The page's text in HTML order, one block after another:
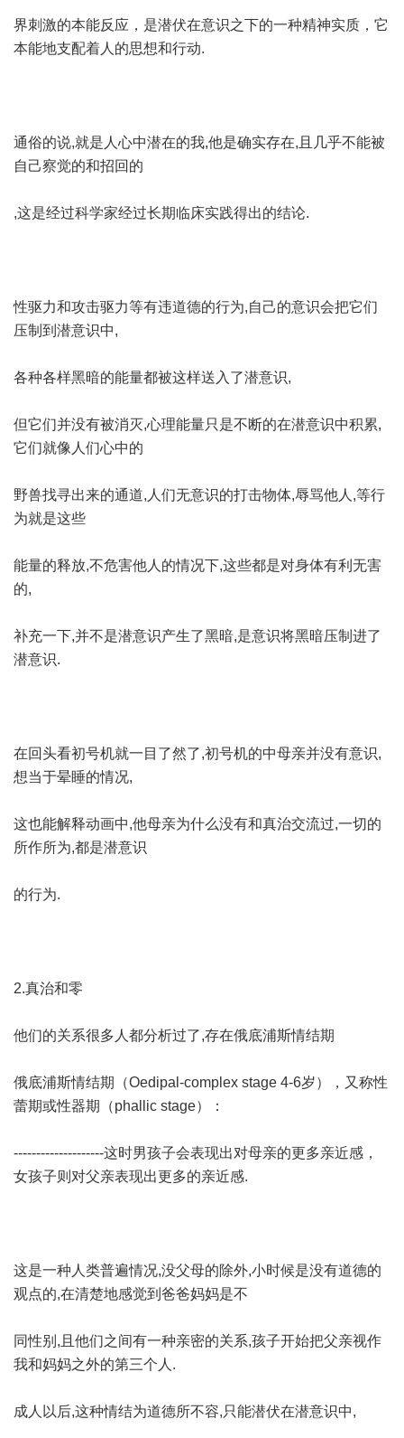
界刺激的本能反应，是潜伏在意识之下的一种精神实质，它
本能地支配着人的思想和行动.
通俗的说,就是人心中潜在的我,他是确实存在,且几乎不能被
自己察觉的和招回的
,这是经过科学家经过长期临床实践得出的结论.
性驱力和攻击驱力等有违道德的行为,自己的意识会把它们
压制到潜意识中,
各种各样黑暗的能量都被这样送入了潜意识,
但它们并没有被消灭,心理能量只是不断的在潜意识中积累,
它们就像人们心中的
野兽找寻出来的通道,人们无意识的打击物体,辱骂他人,等行
为就是这些
能量的释放,不危害他人的情况下,这些都是对身体有利无害
的,
补充一下,并不是潜意识产生了黑暗,是意识将黑暗压制进了
潜意识.
在回头看初号机就一目了然了,初号机的中母亲并没有意识,
想当于晕睡的情况,
这也能解释动画中,他母亲为什么没有和真治交流过,一切的
所作所为,都是潜意识
的行为.
2.真治和零
他们的关系很多人都分析过了,存在俄底浦斯情结期
俄底浦斯情结期（Oedipal-complex stage 4-6岁），又称性
蕾期或性器期（phallic stage）：
--------------------这时男孩子会表现出对母亲的更多亲近感，
女孩子则对父亲表现出更多的亲近感.
这是一种人类普遍情况,没父母的除外,小时候是没有道德的
观点的,在清楚地感觉到爸爸妈妈是不
同性别,且他们之间有一种亲密的关系,孩子开始把父亲视作
我和妈妈之外的第三个人.
成人以后,这种情结为道德所不容,只能潜伏在潜意识中,